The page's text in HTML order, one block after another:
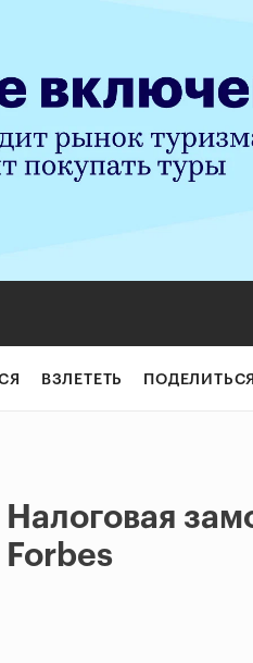
ВЗЛЕТЕТЬ ПОДЕЛИТЬСЯ
Налоговая
Forbes